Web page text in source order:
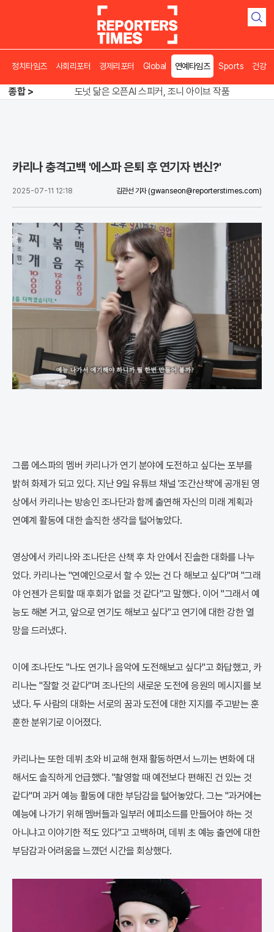
검
정치타임즈 사회리포터 경제리포터 Global 연예타임즈 Sports 건강
종합 >
송영길 인천서 반전 노려, 2주차 경선 요동
도넛 닮은 오픈AI 스피커, 조니 아이브 작품
카리나 충격고백 '에스파 은퇴 후 연기자 변신?'
2025-07-11 12:18 김관선 기자 (gwanseon@reporterstimes.com)
그룹 에스파의 멤버 카리나가 연기 분야에 도전하고 싶다는 포부를
밝혀 화제가 되고 있다. 지난 9일 유튜브 채널 '조간산책'에 공개된 영
상에서 카리나는 방송인 조나단과 함께 출연해 자신의 미래 계획과
연예계 활동에 대한 솔직한 생각을 털어놓았다.
영상에서 카리나와 조나단은 산책 후 차 안에서 진솔한 대화를 나누
었다. 카리나는 "연예인으로서 할 수 있는 건 다 해보고 싶다"며 "그래
야 언젠가 은퇴할 때 후회가 없을 것 같다"고 말했다. 이어 "그래서 예
능도 해본 거고, 앞으로 연기도 해보고 싶다"고 연기에 대한 강한 열
망을 드러냈다.
이에 조나단도 "나도 연기나 음악에 도전해보고 싶다"고 화답했고, 카
리나는 "잘할 것 같다"며 조나단의 새로운 도전에 응원의 메시지를 보
냈다. 두 사람의 대화는 서로의 꿈과 도전에 대한 지지를 주고받는 훈
훈한 분위기로 이어졌다.
카리나는 또한 데뷔 초와 비교해 현재 활동하면서 느끼는 변화에 대
해서도 솔직하게 언급했다. "촬영할 때 예전보다 편해진 건 있는 것
같다"며 과거 예능 활동에 대한 부담감을 털어놓았다. 그는 "과거에는
예능에 나가기 위해 멤버들과 일부러 에피소드를 만들어야 하는 것
아니냐고 이야기한 적도 있다"고 고백하며, 데뷔 초 예능 출연에 대한
부담감과 어려움을 느꼈던 시간을 회상했다.